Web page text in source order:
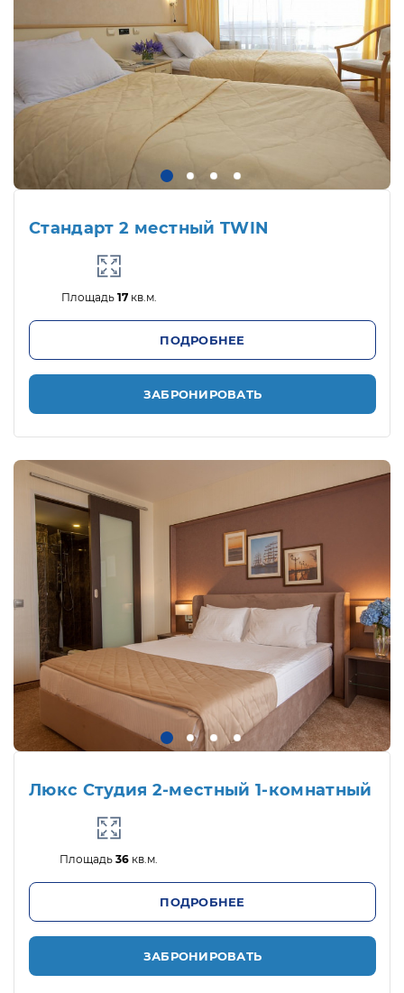
Стандарт 2 местный TWIN
Площадь 17кв.м.
ПОДРОБНЕЕ
ЗАБРОНИРОВАТЬ
Люкс Студия 2-местный 1-комнатный
Площадь36 кв.м.
ПОДРОБНЕЕ
ЗАБРОНИРОВАТЬ